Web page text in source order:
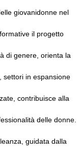
giovanidonne nel
il progetto
di genere, orienta la
settori in espansione
contribuisce alla
delle donne.
guidata dalla